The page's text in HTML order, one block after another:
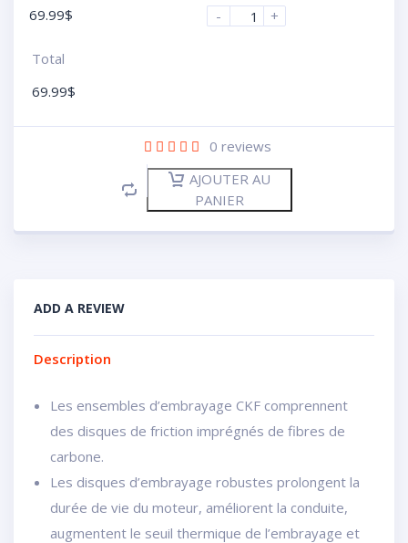
69.99$
-
+
Total
69.99$
0 reviews
AJOUTER AU
PANIER
ADD A REVIEW
Description
Les ensembles d’embrayage CKF comprennent
des disques de friction imprégnés de fibres de
carbone.
Les disques d’embrayage robustes prolongent la
durée de vie du moteur, améliorent la conduite,
augmentent le seuil thermique de l’embrayage et